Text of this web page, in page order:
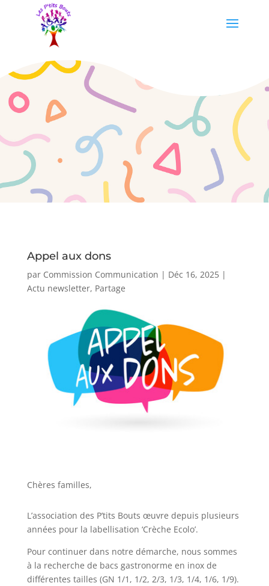
Appel aux dons
par Commission Communication | Déc 16, 2025|
Actu newsletter, Partage
Chères familles,
L’association des P’tits Bouts œuvre depuis plusieurs
années pour la labellisation ‘Crèche Ecolo’.
Pour continuer dans notre démarche, nous sommes
à la recherche de bacs gastronorme en inox de
différentes tailles (GN 1/1, 1/2, 2/3, 1/3, 1/4, 1/6, 1/9).